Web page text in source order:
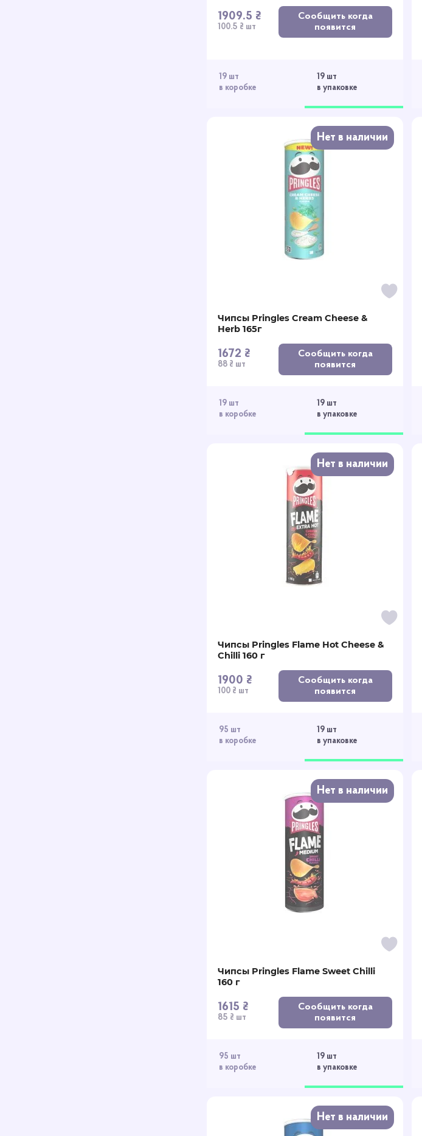
19 шт
в коробке
19 шт
в упаковке
1909.5 ₴
100.5 ₴ шт
Сообщить когда
появится
Нет в наличии
19 шт
в коробке
19 шт
в упаковке
Чипсы Pringles Cream Cheese &
Herb 165г
1672 ₴
88 ₴ шт
Сообщить когда
появится
Нет в наличии
95 шт
в коробке
19 шт
в упаковке
Чипсы Pringles Flame Hot Cheese &
Chilli 160 г
1900 ₴
100 ₴ шт
Сообщить когда
появится
Нет в наличии
95 шт
в коробке
19 шт
в упаковке
Чипсы Pringles Flame Sweet Chilli
160 г
1615 ₴
85 ₴ шт
Сообщить когда
появится
Нет в наличии